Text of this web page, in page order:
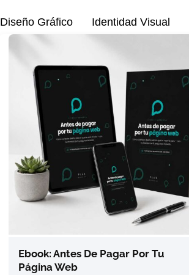
Diseño Gráfico Identidad Visual
Ebook: Antes De Pagar Por Tu
Página Web